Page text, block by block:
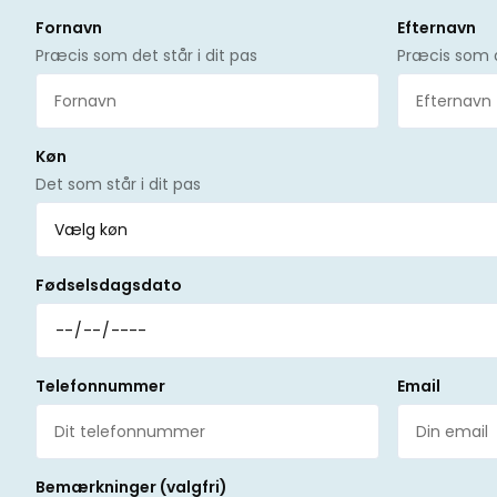
Fornavn
Præcis som det står i dit pas
Efternavn
Præcis som
Køn
Det som står i dit pas
Fødselsdagsdato
Telefonnummer Email
Bemærkninger (valgfri)